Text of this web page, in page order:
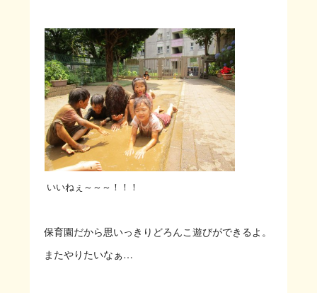
いいねぇ～～～！！！
保育園だから思いっきりどろんこ遊びができるよ。
またやりたいなぁ…